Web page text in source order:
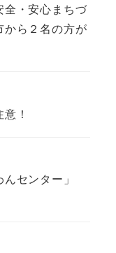
全・安心まちづ
から２名の方が
！
センター」